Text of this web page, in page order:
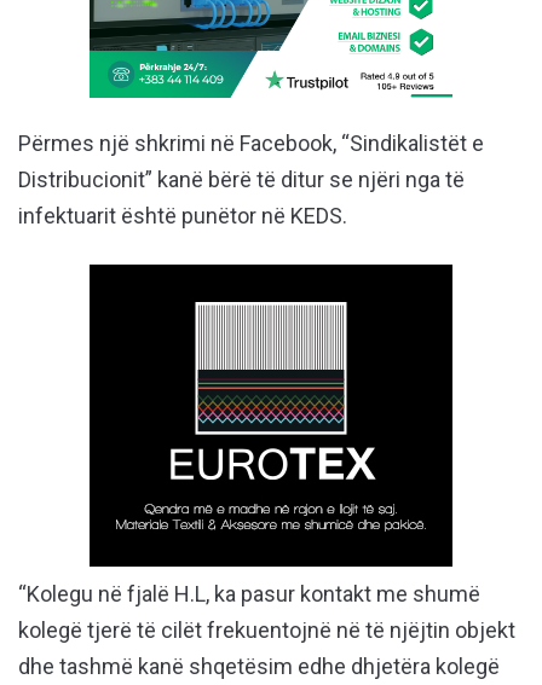
Përmes një shkrimi në Facebook, “Sindikalistët e
Distribucionit” kanë bërë të ditur se njëri nga të
infektuarit është punëtor në KEDS.
“Kolegu në fjalë H.L, ka pasur kontakt me shumë
kolegë tjerë të cilët frekuentojnë në të njëjtin objekt
dhe tashmë kanë shqetësim edhe dhjetëra kolegë